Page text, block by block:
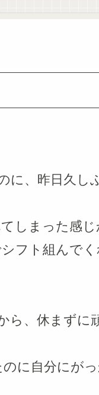
に、昨日久し
しまった感じ
フト組んで
ら、休まずに
に自分にがっ